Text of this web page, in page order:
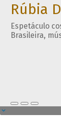
Rúbia
Espetáculo
Brasileira,